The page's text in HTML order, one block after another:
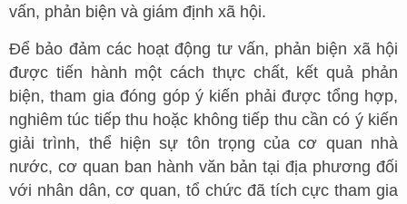
vấn, phản biện và giám định xã hội.
Để bảo đảm các hoạt động tư vấn, phản biện xã hội
được tiến hành một cách thực chất, kết quả phản
biện, tham gia đóng góp ý kiến phải được tổng hợp,
nghiêm túc tiếp thu hoặc không tiếp thu cần có ý kiến
giải trình, thể hiện sự tôn trọng của cơ quan nhà
nước, cơ quan ban hành văn bản tại địa phương đối
với nhân dân, cơ quan, tổ chức đã tích cực tham gia